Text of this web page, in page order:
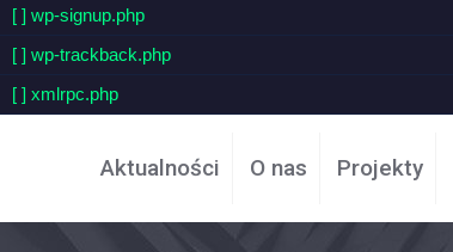
[ ] wp-signup.php
[ ] wp-trackback.php
[ ] xmlrpc.php
Aktualności O nas Projekty